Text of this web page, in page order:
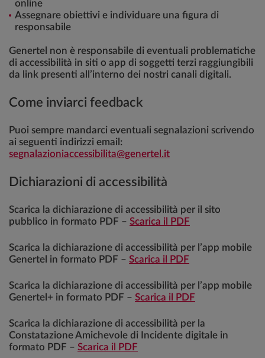
online
Assegnare obiettivi e individuare una figura di
responsabile
Genertel non è responsabile di eventuali problematiche
di accessibilità in siti o app di soggetti terzi raggiungibili
da link presenti all’interno dei nostri canali digitali.
Come inviarci feedback
Puoi sempre mandarci eventuali segnalazioni scrivendo
ai seguenti indirizzi email:
segnalazioniaccessibilita@genertel.it
Dichiarazioni di accessibilità
Scarica la dichiarazione di accessibilità per il sito
pubblico in formato PDF – Scarica il PDF
Scarica la dichiarazione di accessibilità per l’app mobile
Genertel in formato PDF – Scarica il PDF
Scarica la dichiarazione di accessibilità per l’app mobile
Genertel+ in formato PDF – Scarica il PDF
Scarica la dichiarazione di accessibilità per la
Constatazione Amichevole di Incidente digitale in
formato PDF – Scarica il PDF